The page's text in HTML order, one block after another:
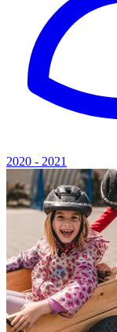
2020 - 2021